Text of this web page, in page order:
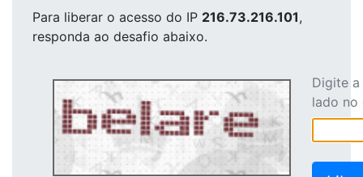
Para liberar o acesso do IP 216.73.216.101,
responda ao desafio abaixo.
Digite
lado no